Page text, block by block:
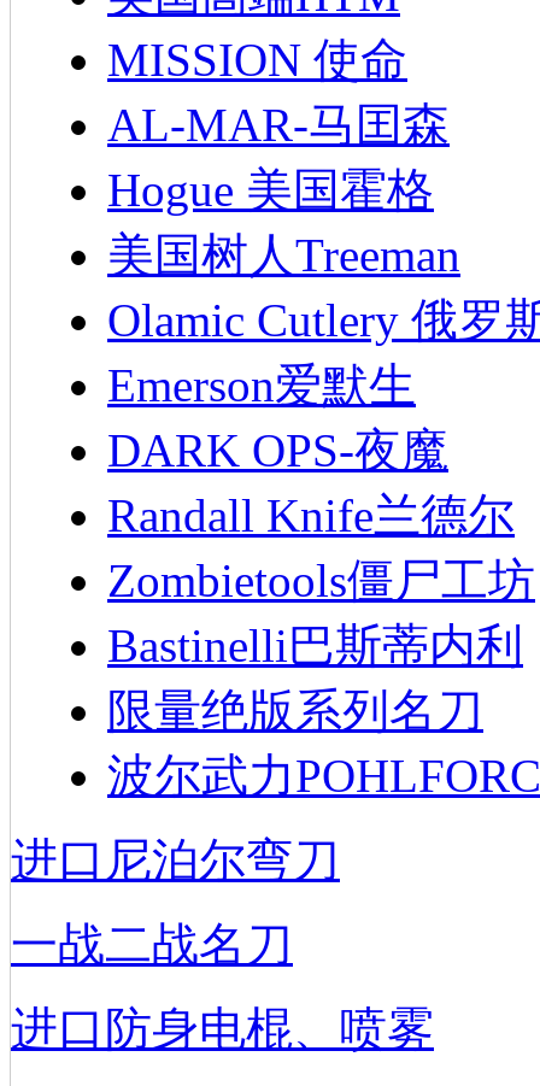
MISSION 使命
AL-MAR-马囯森
Hogue 美国霍格
美国树人Treeman
Olamic Cutlery 俄罗
Emerson爱默生
DARK OPS-夜魔
Randall Knife兰德尔
Zombietools僵尸工坊
Bastinelli巴斯蒂内利
限量绝版系列名刀
波尔武力
进口尼泊尔弯刀
一战二战名刀
进口防身电棍、喷雾